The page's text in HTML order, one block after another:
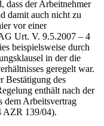
dass der Arbeitnehmer
damit auch nicht zu
vor einer
Urt. V. 9.5.2007 – 4
beispielsweise durch
in der die
geregelt war.
Bestätigung des
enthält nach der
dem Arbeitsvertrag
AZR 139/04).